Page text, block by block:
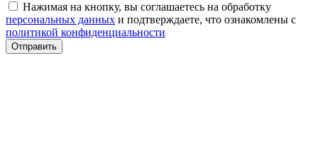
Нажимая на кнопку, вы соглашаетесь на обработку
персональных данных и подтверждаете, что ознакомлены с
политикой конфиденциальности
Отправить